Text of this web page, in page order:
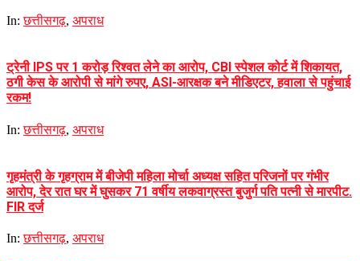
In: छत्तीसगढ़, अपराध
ट्रेनी IPS पर 1 करोड़ रिश्वत लेने का आरोप, CBI स्पेशल कोर्ट में शिकायत,
ठगी केस के आरोपी से मांगे रुपए, ASI-आरक्षक बने मीडिएटर, हवाला से पहुंचाई
रकम!
In: छत्तीसगढ़, अपराध
गृहमंत्री के गृहग्राम में बीजेपी महिला मोर्चा अध्यक्ष सहित परिजनों पर गंभीर
आरोप, देर रात घर में घुसकर 71 वर्षीय लकवाग्रस्त बुजुर्ग पति पत्नी से मारपीट.
FIR दर्ज
In: छत्तीसगढ़, अपराध